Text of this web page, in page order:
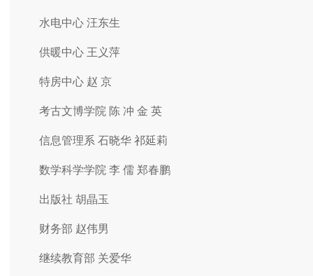
水电中心 汪东生
供暖中心 王义萍
特房中心 赵 京
考古文博学院 陈 冲 金 英
信息管理系 石晓华 祁延莉
数学科学学院 李 儒 郑春鹏
出版社 胡晶玉
财务部 赵伟男
继续教育部 关爱华